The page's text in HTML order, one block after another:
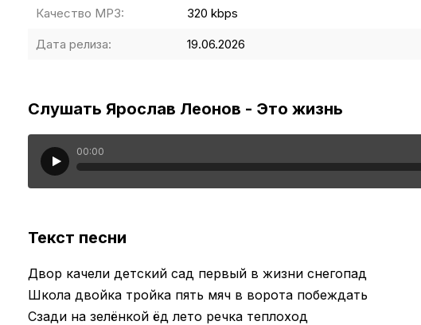
Качество MP3: 320 kbps
Дата релиза: 19.06.2026
Слушать Ярослав Леонов - Это жизнь
00:00
Текст песни
Двор качели детский сад первый в жизни снегопад
Школа двойка тройка пять мяч в ворота побеждать
Сзади на зелёнкой ёд лето речка теплоход